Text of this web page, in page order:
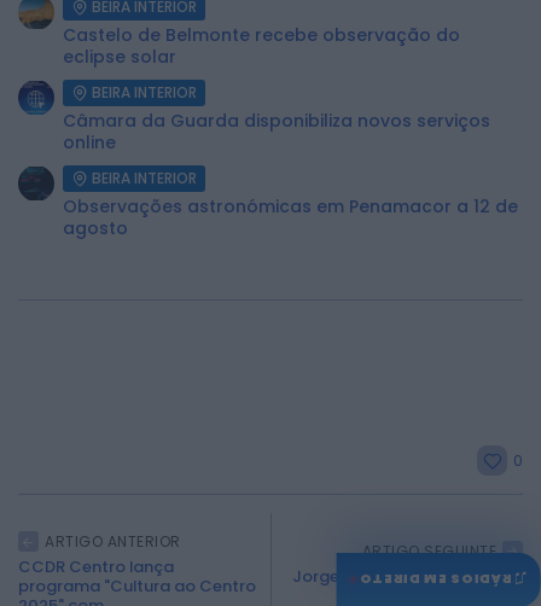
BEIRA INTERIOR
Castelo de Belmonte recebe observação do
eclipse solar
BEIRA INTERIOR
Câmara da Guarda disponibiliza novos serviços
online
BEIRA INTERIOR
Observações astronómicas em Penamacor a 12 de
agosto
0
ARTIGO ANTERIOR
CCDR Centro lança
programa "Cultura ao Centro
ARTIGO SEGUINTE
Jorge Ferreira é a escolha do♫
RÁDIOS EM DIRETO